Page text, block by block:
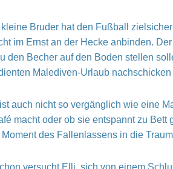
Bruder hat den Fußball
im Ernst an der Hecke anbinden.
den Becher auf den Boden stellen
Malediven-Urlaub
auch nicht so vergänglich wie eine
macht oder ob sie entspannt zu
des Fallenlassens in die
versucht Elli, sich von einem